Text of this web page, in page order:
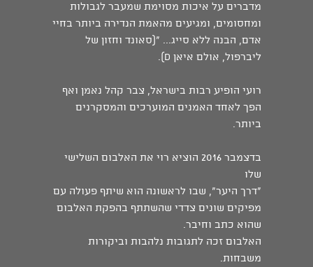
מדברים על איכות מסוימת שמעבר לגבולות
ומחסומים, ומגיעים מהאמת הנדירה ביותר בחיי
אדם, הבנה ללא סייג... "(סאונד וחזון של
ליברפול, אולם איאן D).
רועי הופיע רבות בישראל, צבר קהל נאמן ואף
הפך לאחד האמנים המוערכים והמסקרנים
ביותר.
בדצמבר 2016 הוציא רוי את האלבום השלישי
שלו
"דרך היער", שבו לראשונה הוא שיתף פעולה עם
מפיקים שונים צדדי שהשתתף בהפקת האלבום
שהוא כתב וחיבר.
האלבום זכה לתגובות נלהבות וביקורות
משבחות.